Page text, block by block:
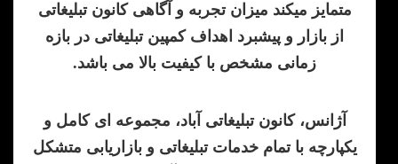
متمایز میکند میزان تجربه و آگاهی کانون تبلیغاتی
از بازار و پیشبرد اهداف کمپین تبلیغاتی در بازه
زمانی مشخص با کیفیت بالا می باشد.
آژانس، کانون تبلیغاتی آباد، مجموعه ای کامل و
یکپارچه با تمام خدمات تبلیغاتی و بازاریابی متشکل